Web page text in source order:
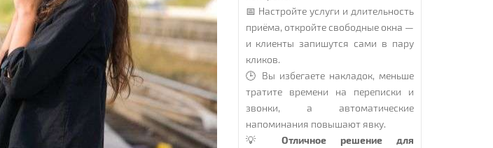
📅 Настройте услуги и длительность
приёма, откройте свободные окна —
и клиенты запишутся сами в пару
кликов.
🕒 Вы избегаете накладок, меньше
тратите времени на переписки и
звонки, а автоматические
напоминания повышают явку.
💡 Отличное решение для